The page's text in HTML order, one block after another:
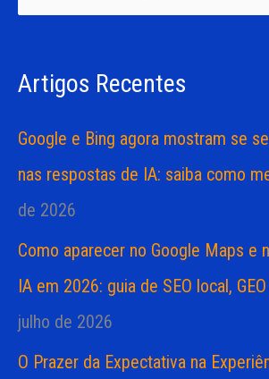
i
a
r
o
sArtigos Recentes
Google e Bing agora mostram se
nas respostas de IA: saiba como
de 2026
Como aparecer no Google Maps e
IA em 2026: guia de SEO local,
julho de 2026
O Prazer da Expectativa na